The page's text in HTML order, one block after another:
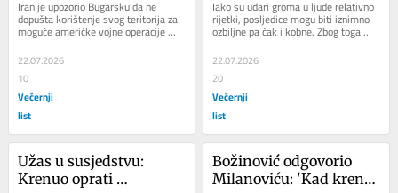
napade na nas'
Iran je upozorio Bugarsku da ne
dopušta korištenje svog teritorija za
moguće američke vojne operacije
protiv Teherana, nakon što je
bugarska...
22.07.2026
10
Večernji
list
nemojte imati uz sebe:
Liječnica iz Hitne
upozorenje
Iako su udari groma u ljude relativno
rijetki, posljedice mogu biti iznimno
ozbiljne pa čak i kobne. Zbog toga
liječnici i djelatnici hitne medicine...
22.07.2026
20
Večernji
list
Užas u susjedstvu:
Krenuo oprati
Božinović odgovorio
Milanoviću: 'Kad krenu